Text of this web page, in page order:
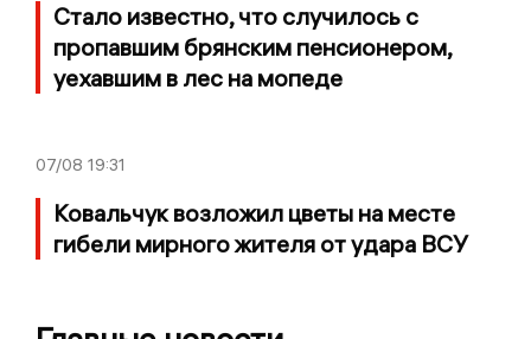
Стало известно, что случилось с
пропавшим брянским пенсионером,
уехавшим в лес на мопеде
07/08 19:31
Ковальчук возложил цветы на месте
гибели мирного жителя от удара ВСУ